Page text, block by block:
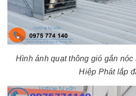
Hình ảnh quạt thông gió gắn
Hiệp Phát lắp